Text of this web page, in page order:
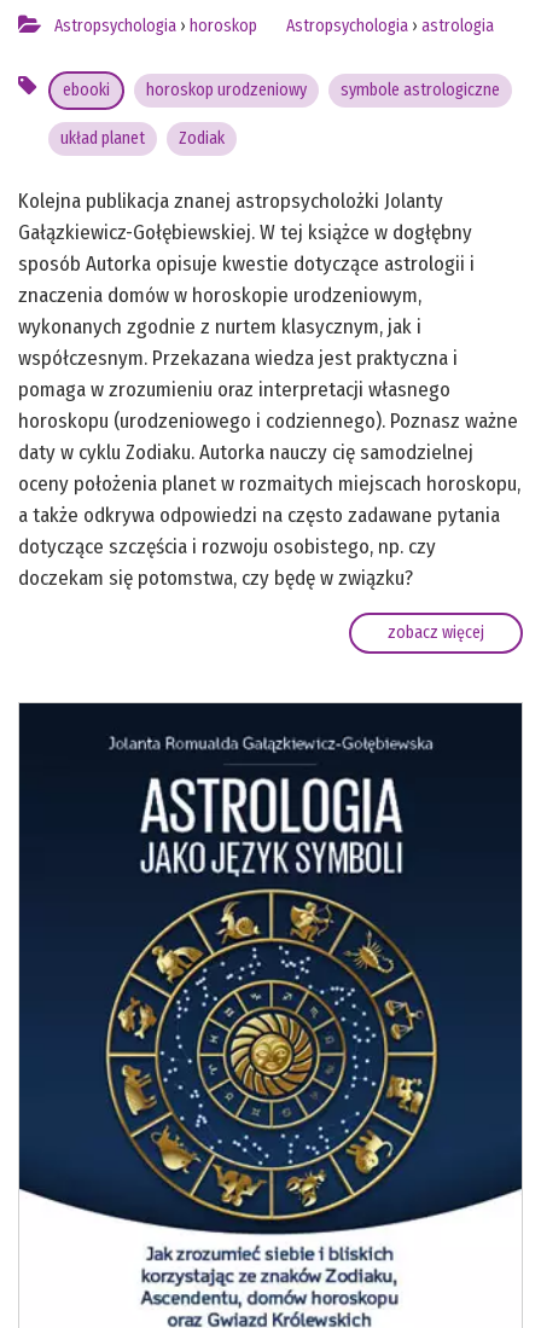
Astropsychologia › horoskop Astropsychologia › astrologia
ebooki horoskop urodzeniowy symbole astrologiczne
układ planet Zodiak
Kolejna publikacja znanej astropsycholożki Jolanty
Gałązkiewicz-Gołębiewskiej. W tej książce w dogłębny
sposób Autorka opisuje kwestie dotyczące astrologii i
znaczenia domów w horoskopie urodzeniowym,
wykonanych zgodnie z nurtem klasycznym, jak i
współczesnym. Przekazana wiedza jest praktyczna i
pomaga w zrozumieniu oraz interpretacji własnego
horoskopu (urodzeniowego i codziennego). Poznasz ważne
daty w cyklu Zodiaku. Autorka nauczy cię samodzielnej
oceny położenia planet w rozmaitych miejscach horoskopu,
a także odkrywa odpowiedzi na często zadawane pytania
dotyczące szczęścia i rozwoju osobistego, np. czy
doczekam się potomstwa, czy będę w związku?
zobacz więcej